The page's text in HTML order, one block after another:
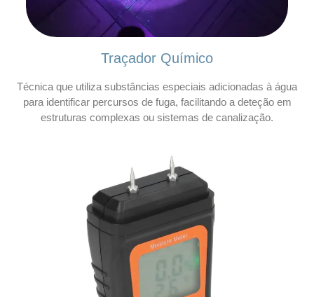
Traçador Químico
Técnica que utiliza substâncias especiais adicionadas à água
para identificar percursos de fuga, facilitando a deteção em
estruturas complexas ou sistemas de canalização.